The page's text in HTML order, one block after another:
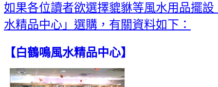
如果各位讀者欲選擇貔貅等風水用品擺
水精品中心」選購，有關資料如下：
【白鶴鳴風水精品中心】